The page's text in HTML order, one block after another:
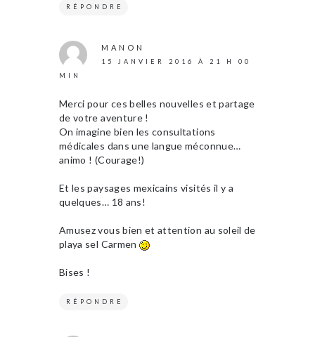
RÉPONDRE
MANON
15 JANVIER 2016 À 21 H 00
MIN
Merci pour ces belles nouvelles et partage
de votre aventure !
On imagine bien les consultations
médicales dans une langue méconnue…
animo ! (Courage!)
Et les paysages mexicains visités il y a
quelques… 18 ans!
Amusez vous bien et attention au soleil de
playa sel Carmen
Bises !
RÉPONDRE